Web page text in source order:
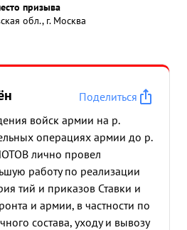
призыва
обл., г. Москва
Поделиться
войск армии на р.
операциях армии до р.
лично провел
работу по реализации
тий и приказов Ставки и
и армии, в частности по
состава, уходу и вывозу